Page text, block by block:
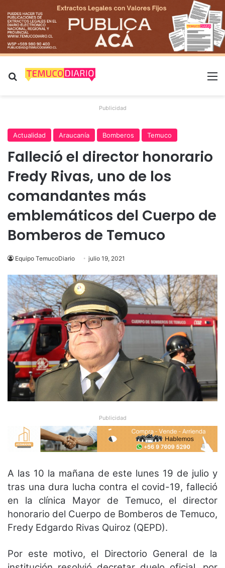
Buscar por
Publicidad
Actualidad Araucanía Bomberos Temuco
Falleció el director honorario
Fredy Rivas, uno de los
comandantes más
emblemáticos del Cuerpo de
Bomberos de Temuco
Equipo TemucoDiario julio 19, 2021
Publicidad
A las 10 la mañana de este lunes 19 de julio y
tras una dura lucha contra el covid-19, falleció
en la clínica Mayor de Temuco, el director
honorario del Cuerpo de Bomberos de Temuco,
Fredy Edgardo Rivas Quiroz (QEPD).
Por este motivo, el Directorio General de la